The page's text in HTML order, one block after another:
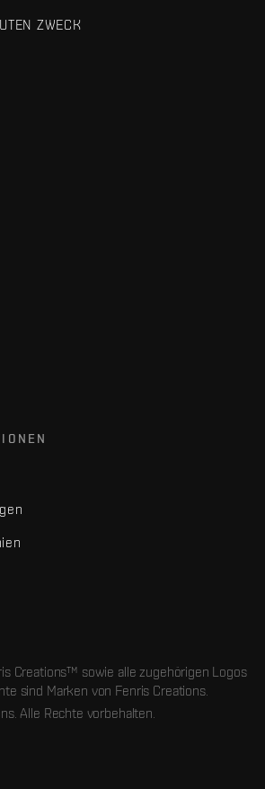
ZWECK
Creations™ sowie alle zugehörigen Logos
sind Marken von Fenris Creations.
Alle Rechte vorbehalten.